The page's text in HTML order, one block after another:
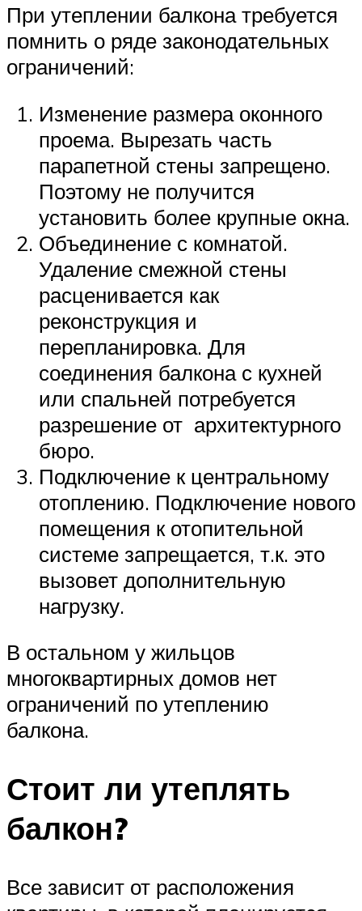
При утеплении балкона требуется
помнить о ряде законодательных
ограничений:
Изменение размера оконного
проема. Вырезать часть
парапетной стены запрещено.
Поэтому не получится
установить более крупные окна.
Объединение с комнатой.
Удаление смежной стены
расценивается как
реконструкция и
перепланировка. Для
соединения балкона с кухней
или спальней потребуется
разрешение от архитектурного
бюро.
Подключение к центральному
отоплению. Подключение нового
помещения к отопительной
системе запрещается, т.к. это
вызовет дополнительную
нагрузку.
В остальном у жильцов
многоквартирных домов нет
ограничений по утеплению
балкона.
Стоит ли утеплять
балкон?
Все зависит от расположения